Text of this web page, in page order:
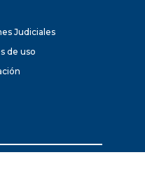
Judiciales
de uso